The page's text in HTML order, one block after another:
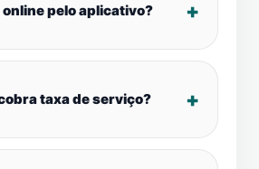
pelo aplicativo?
taxa de serviço?